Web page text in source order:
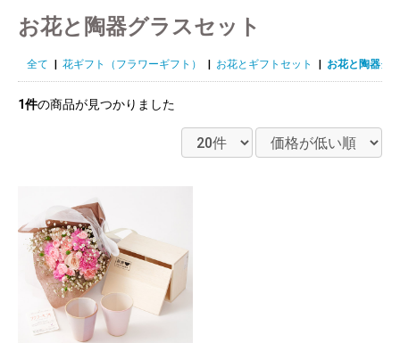
お花と陶器グラスセット
全て 花ギフト（フラワーギフト） お花とギフトセット お花と陶器グ
1件の商品が見つかりました